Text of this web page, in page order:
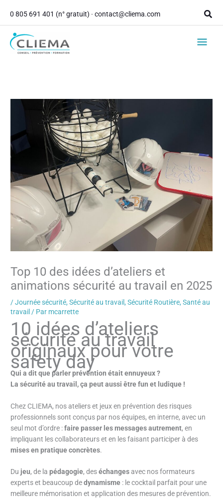
principal
contenu
0 805 691 401 (n° gratuit) -contact@cliema.com
Top 10 des idées d’ateliers et
animations sécurité au travail en 2025
/Journée sécurité,Sécurité au travail,Sécurité Routière,Santé au
travail / Par mcarrette
10 idées d’ateliers
sécurité au travail
originaux pour votre
safety day
Qui a dit que parler prévention était ennuyeux ?
La sécurité au travail, ça peut aussi être fun et ludique !
Chez CLIEMA, nos ateliers et jeux en prévention des risques
professionnels sont conçus par nos équipes, en interne, avec un
seul mot d’ordre :faire passer les messages autrement, en
impliquant les collaborateurs et en les faisant participer à des
mises en pratique concrètes.
Du jeu, de lapédagogie, deséchangesavec nos formateurs
experts et beaucoup dedynamisme : le cocktail parfait pour une
meilleure mémorisation et application des mesures de prévention.